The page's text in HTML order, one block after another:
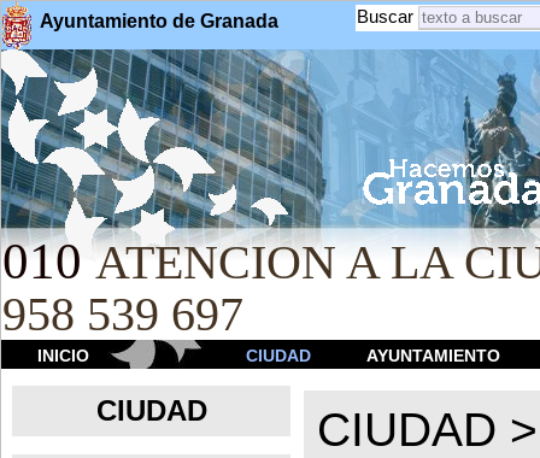
Ayuntamiento de Granada Buscar
010 ATENCION A LA
958 539 697
INICIO CIUDAD AYUNTAMIENTO
CIUDAD CIUDAD